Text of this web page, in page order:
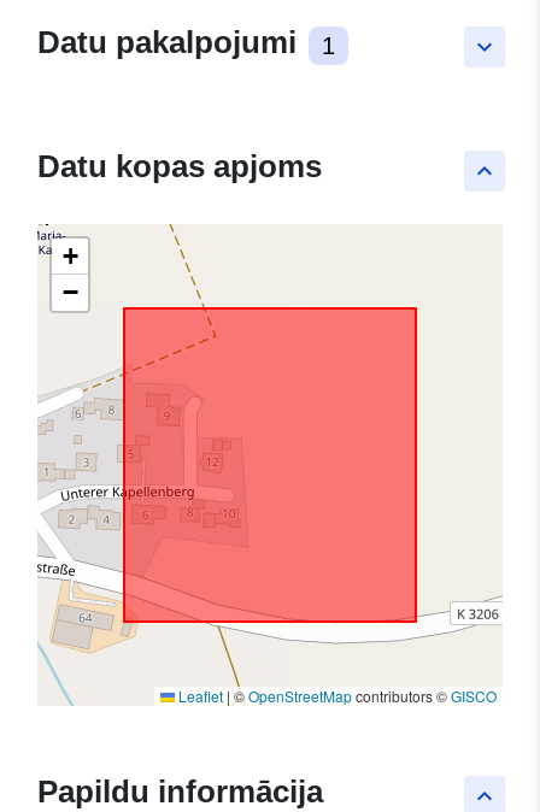
keyboard_arrow_down
Datu pakalpojumi 1
keyboard_arrow_up
Datu kopas apjoms
+
−
Leaflet | ©OpenStreetMapcontributors ©GISCO
keyboard_arrow_up
Papildu informācija